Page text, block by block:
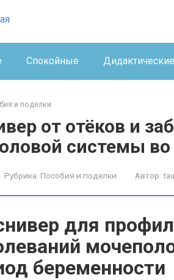
Спокойные Дидактические
и поделки
от отёков и
системы
Рубрика: Пособия и поделки Автор:
для
беременности